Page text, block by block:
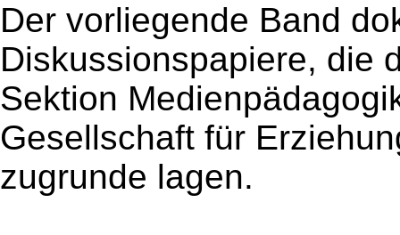
Der vorliegende Band
Diskussionspapiere, die
Sektion
Gesellschaft für
zugrunde lagen.